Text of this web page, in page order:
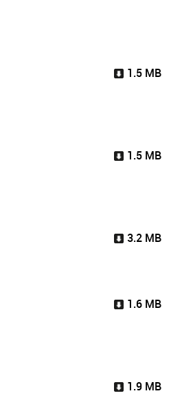
1.5 MB
1.5 MB
3.2 MB
1.6 MB
1.9 MB